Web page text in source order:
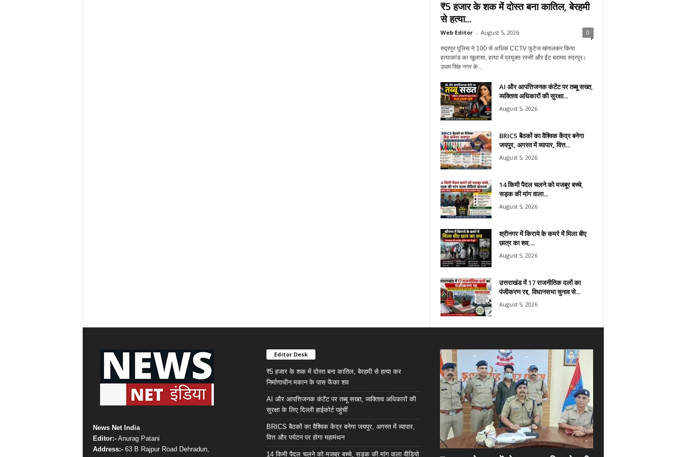
₹5 हजार के शक में दोस्त बना कातिल, बेरहमी
से हत्या...
Web Editor - August 5, 2026 0
रुद्रपुर पुलिस ने 100 से अधिक CCTV फुटेज खंगालकर किया
हत्याकांड का खुलासा, हत्या में प्रयुक्त रस्सी और ईंट बरामद रुद्रपुर।
उधम सिंह नगर के...
AI और आपत्तिजनक कंटेंट पर तब्बू सख्त,
व्यक्तित्व अधिकारों की सुरक्षा...
August 5, 2026
BRICS बैठकों का वैश्विक केंद्र बनेगा
जयपुर, अगस्त में व्यापार, वित्त...
August 5, 2026
14 किमी पैदल चलने को मजबूर बच्चे,
सड़क की मांग वाला...
August 5, 2026
श्रीनगर में किराये के कमरे में मिला बीए
छात्र का शव,...
August 5, 2026
उत्तराखंड में 17 राजनीतिक दलों का
पंजीकरण रद्द, विधानसभा चुनाव से...
August 5, 2026
News Net India
Editor:-Anurag Patani
Address:-63 B Rajpur Road Dehradun,
Editor Desk
₹5 हजार के शक में दोस्त बना कातिल, बेरहमी से हत्या कर
निर्माणाधीन मकान के पास फेंका शव
AI और आपत्तिजनक कंटेंट पर तब्बू सख्त, व्यक्तित्व अधिकारों की
सुरक्षा के लिए दिल्ली हाईकोर्ट पहुंचीं
BRICS बैठकों का वैश्विक केंद्र बनेगा जयपुर, अगस्त में व्यापार,
वित्त और पर्यटन पर होगा महामंथन
14 किमी पैदल चलने को मजबूर बच्चे, सड़क की मांग वाला वीडियो